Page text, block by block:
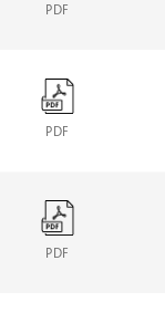
PDF
PDF
PDF